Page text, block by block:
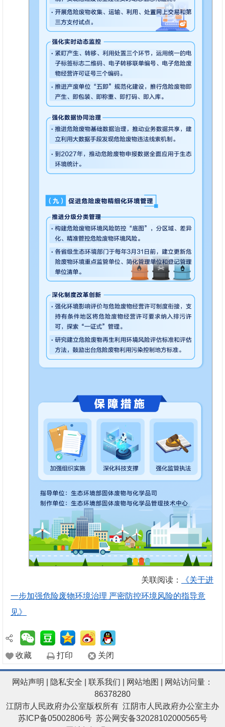
关联阅读：
《关于进
一步加强危险废物环境治理 严密防控环境风险的指导意
见》
收藏 打印 关闭
网站声明 隐私安全 联系我们 网站地图
| 网站访问量：
86378280
江阴市人民政府办公室版权所有 江阴市人民政府办公室主办
苏ICP备05002806号 苏公网安备32028102000565号